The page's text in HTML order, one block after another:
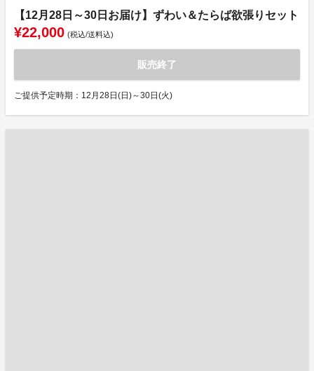
【12月28日～30日お届け】ずわい＆たらば欲張りセット
¥22,000 (税込/送料込)
販売終了
ご提供予定時期：12月28日(日)～30日(火)